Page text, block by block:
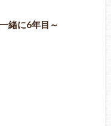
緒に6年目～